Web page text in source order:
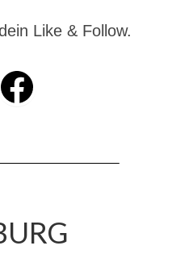
KLAFLike & Follow.
Facebook